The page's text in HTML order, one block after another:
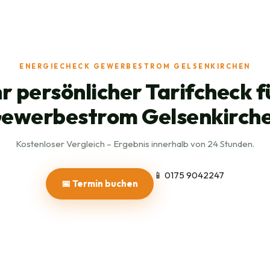
ENERGIECHECK GEWERBESTROM GELSENKIRCHEN
persönlicher Tarifcheck
Kostenloser Vergleich – Ergebnis innerhalb von 24 Stunden.
📅 Termin buchen
📱 0175 9042247